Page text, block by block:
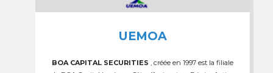
UEMOA
BOA CAPITAL SECURITIES , créée en 1997 est la filiale